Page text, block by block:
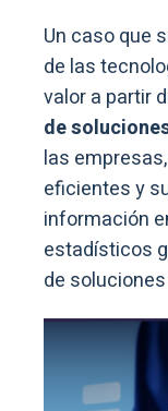
Un caso que
de las
valor a partir
de
las
eficientes y
información
estadísticos
de soluciones